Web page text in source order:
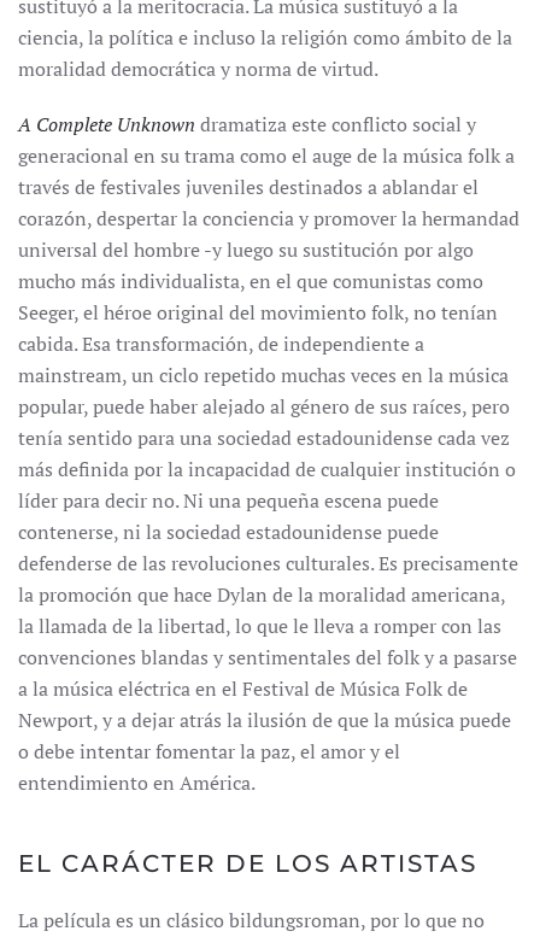
sustituyó a la meritocracia. La música sustituyó a la
ciencia, la política e incluso la religión como ámbito de la
moralidad democrática y norma de virtud.
A Complete Unknown dramatiza este conflicto social y
generacional en su trama como el auge de la música folk a
través de festivales juveniles destinados a ablandar el
corazón, despertar la conciencia y promover la hermandad
universal del hombre -y luego su sustitución por algo
mucho más individualista, en el que comunistas como
Seeger, el héroe original del movimiento folk, no tenían
cabida. Esa transformación, de independiente a
mainstream, un ciclo repetido muchas veces en la música
popular, puede haber alejado al género de sus raíces, pero
tenía sentido para una sociedad estadounidense cada vez
más definida por la incapacidad de cualquier institución o
líder para decir no. Ni una pequeña escena puede
contenerse, ni la sociedad estadounidense puede
defenderse de las revoluciones culturales. Es precisamente
la promoción que hace Dylan de la moralidad americana,
la llamada de la libertad, lo que le lleva a romper con las
convenciones blandas y sentimentales del folk y a pasarse
a la música eléctrica en el Festival de Música Folk de
Newport, y a dejar atrás la ilusión de que la música puede
o debe intentar fomentar la paz, el amor y el
entendimiento en América.
EL CARÁCTER DE LOS ARTISTAS
La película es un clásico bildungsroman, por lo que no